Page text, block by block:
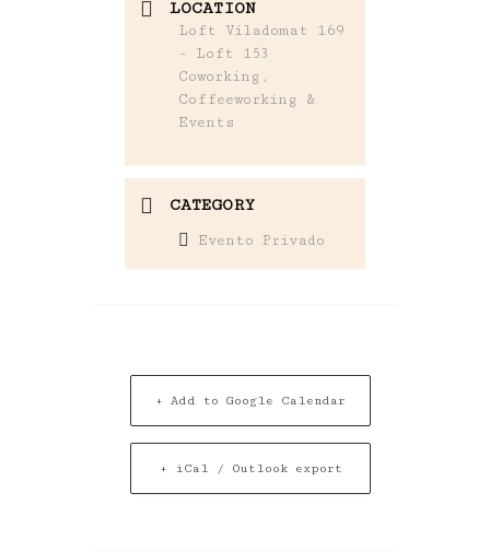
LOCATION
Loft Viladomat 169
- Loft 153
Coworking,
Coffeeworking &
Events
CATEGORY
Evento Privado
+ Add to Google Calendar
+ iCal / Outlook export